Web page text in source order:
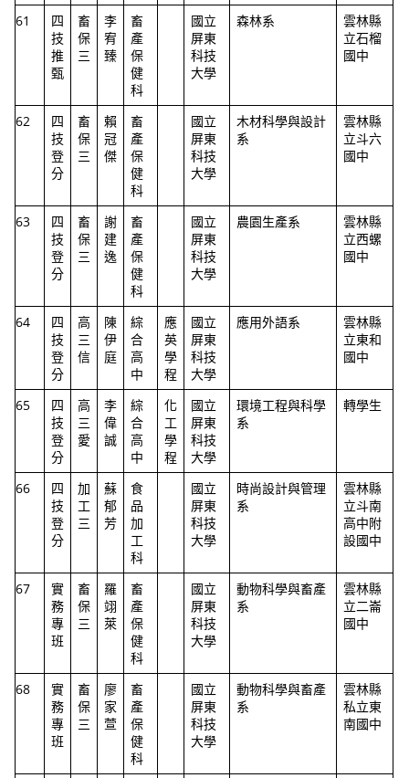
61
四
技
推
甄
畜
保
三
李
宥
臻
畜
產
保
健
科
國立
屏東
科技
大學
森林系
雲林縣
立石榴
國中
62
四
技
登
分
畜
保
三
賴
冠
傑
畜
產
保
健
科
國立
屏東
科技
大學
木材科學與設計
系
雲林縣
立斗六
國中
63
四
技
登
分
畜
保
三
謝
建
逸
畜
產
保
健
科
國立
屏東
科技
大學
農園生產系
雲林縣
立西螺
國中
64
四
技
登
分
高
三
信
陳
伊
庭
綜
合
高
中
應
英
學
程
國立
屏東
科技
大學
應用外語系
雲林縣
立東和
國中
65
四
技
登
分
高
三
愛
李
偉
誠
綜
合
高
中
化
工
學
程
國立
屏東
科技
大學
環境工程與科學
系
轉學生
66
四
技
登
分
加
工
三
蘇
郁
芳
食
品
加
工
科
國立
屏東
科技
大學
時尚設計與管理
系
雲林縣
立斗南
高中附
設國中
67
實
務
專
班
畜
保
三
羅
翊
萊
畜
產
保
健
科
國立
屏東
科技
大學
動物科學與畜產
系
雲林縣
立二崙
國中
68
實
務
專
班
畜
保
三
廖
家
萱
畜
產
保
健
科
國立
屏東
科技
大學
動物科學與畜產
系
雲林縣
私立東
南國中